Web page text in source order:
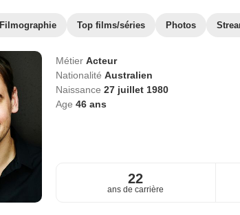
Filmographie Top films/séries Photos
Métier Acteur
Nationalité Australien
Naissance 27 juillet 1980
Age 46ans
22
ans de carrière